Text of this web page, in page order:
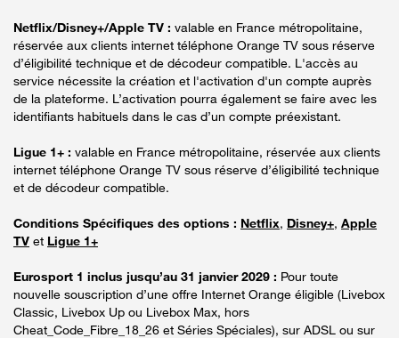
Netflix/Disney+/Apple TV : valable en France métropolitaine,
réservée aux clients internet téléphone Orange TV sous réserve
d’éligibilité technique et de décodeur compatible. L'accès au
service nécessite la création et l'activation d'un compte auprès
de la plateforme. L’activation pourra également se faire avec les
identifiants habituels dans le cas d’un compte préexistant.
Ligue 1+ : valable en France métropolitaine, réservée aux clients
internet téléphone Orange TV sous réserve d’éligibilité technique
et de décodeur compatible.
Conditions Spécifiques des options : Netflix, Disney+, Apple
TV et Ligue 1+
Eurosport 1 inclus jusqu’au 31 janvier 2029 : Pour toute
nouvelle souscription d’une offre Internet Orange éligible (Livebox
Classic, Livebox Up ou Livebox Max, hors
Cheat_Code_Fibre_18_26 et Séries Spéciales), sur ADSL ou sur